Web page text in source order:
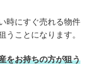
時にすぐ売れる物件
うことになります。
をお持ちの方が狙う